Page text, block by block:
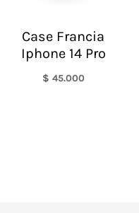
Case Francia
Iphone 14 Pro
$ 45.000